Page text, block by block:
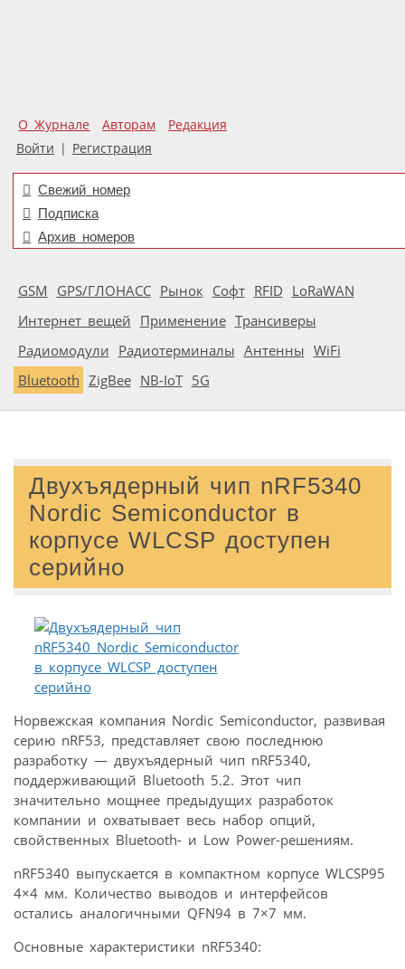
О Журнале Авторам
Редакция
Войти | Регистрация
Свежий номер
Подписка
Архив номеров
GSM GPS/ГЛОНАСС Рынок Софт RFID LoRaWAN
Интернет вещей Применение Трансиверы
Радиомодули Радиотерминалы Антенны WiFi
Bluetooth ZigBee NB-IoT 5G
Двухъядерный чип nRF5340
Nordic Semiconductor в
корпусе WLCSP доступен
серийно
Норвежская компания Nordic Semiconductor, развивая
серию nRF53, представляет свою последнюю
разработку — двухъядерный чип nRF5340,
поддерживающий Bluetooth 5.2. Этот чип
значительно мощнее предыдущих разработок
компании и охватывает весь набор опций,
свойственных Bluetooth- и Low Power-решениям.
nRF5340 выпускается в компактном корпусе WLCSP95
4×4 мм. Количество выводов и интерфейсов
остались аналогичными QFN94 в 7×7 мм.
Основные характеристики nRF5340: